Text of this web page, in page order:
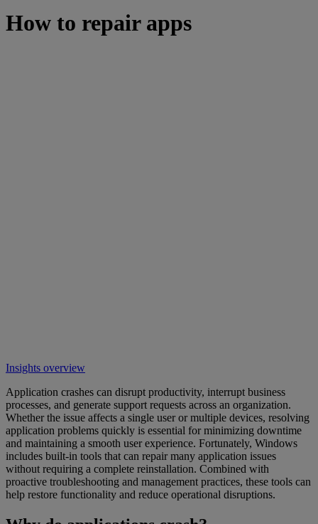
How to repair apps
Insights overview
Application crashes can disrupt productivity, interrupt business
processes, and generate support requests across an organization.
Whether the issue affects a single user or multiple devices, resolving
application problems quickly is essential for minimizing downtime
and maintaining a smooth user experience. Fortunately, Windows
includes built-in tools that can repair many application issues
without requiring a complete reinstallation. Combined with
proactive troubleshooting and management practices, these tools can
help restore functionality and reduce operational disruptions.